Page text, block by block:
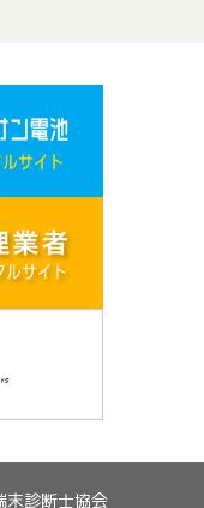
診断士協会